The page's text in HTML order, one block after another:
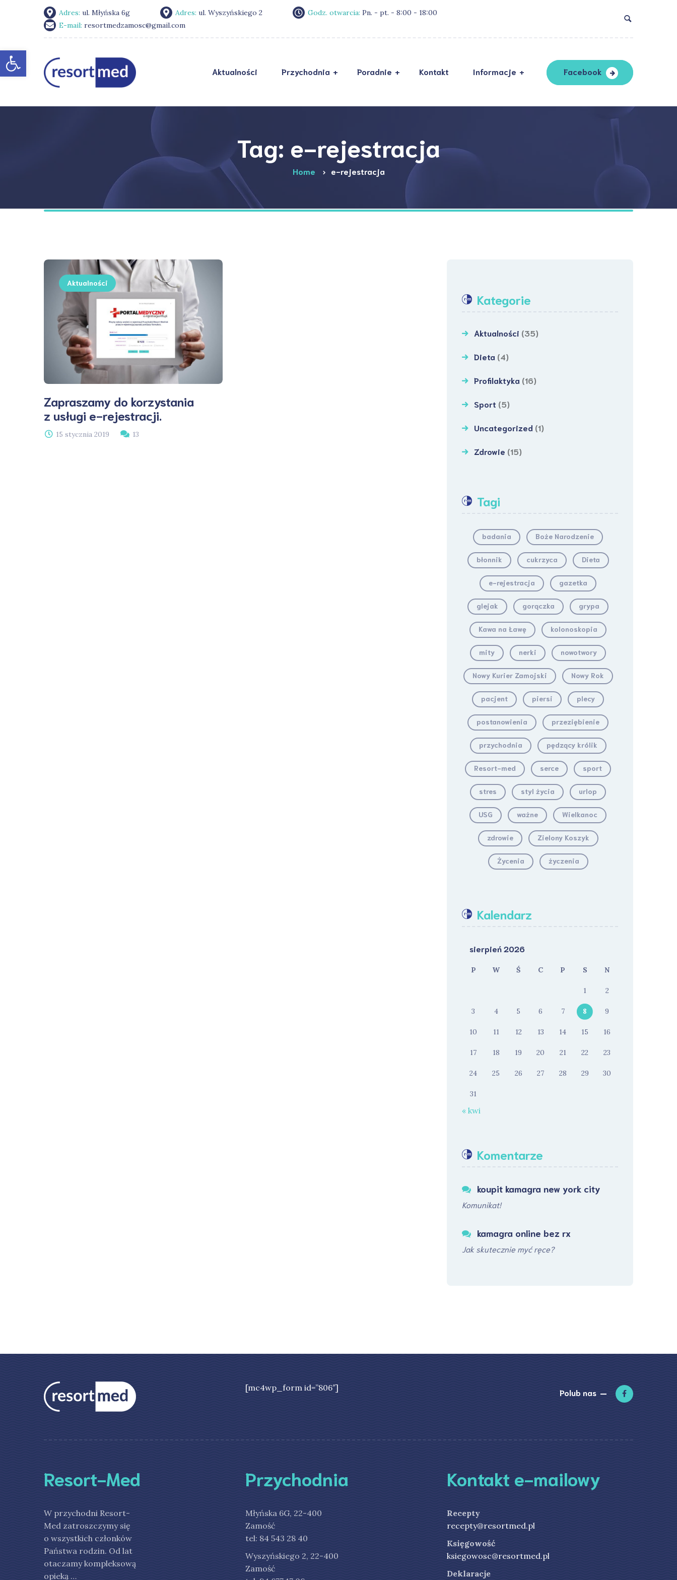
Otwórz pasek narzędzi
Adres: ul. Młyńska 6g Adres: ul. Wyszyńskiego 2 Godz. otwarcia: Pn. - pt. - 8:00 - 18:00
E-mail: resortmedzamosc@gmail.com
Aktualności
Przychodnia
O nas
Opinie
Poradnie Kontakt Informacje
Polityka prywatności
Facebook
Tag: e-rejestracja
Home e-rejestracja
Aktualności
Zapraszamy do korzystania
z usługi e-rejestracji.
15 stycznia 2019 13
Kategorie
Aktualności (35)
Dieta (4)
Profilaktyka (16)
Sport (5)
Uncategorized (1)
Zdrowie (15)
Tagi
badania Boże Narodzenie
błonnik cukrzyca Dieta
e-rejestracja gazetka
glejak gorączka grypa
Kawa na Ławę kolonoskopia
mity nerki nowotwory
Nowy Kurier Zamojski Nowy Rok
pacjent piersi plecy
postanowienia przeziębienie
przychodnia pędzący królik
Resort-med serce sport
stres styl życia urlop
USG ważne Wielkanoc
zdrowie Zielony Koszyk
Życenia życzenia
Kalendarz
sierpień 2026
P W Ś C P S N
1 2
3 4 5 6 7 8 9
10 11 12 13 14 15 16
17 18 19 20 21 22 23
24 25 26 27 28 29 30
31
« kwi
Komentarze
koupit kamagra new york city
Komunikat!
kamagra online bez rx
Jak skutecznie myć ręce?
[mc4wp_form id=”806″] Polub nas
Resort-Med
W przychodni Resort-
Med zatroszczymy się
o wszystkich członków
Państwa rodzin. Od lat
otaczamy kompleksową
opieką …
Przychodnia
Młyńska 6G, 22-400
Zamość
tel: 84 543 28 40
Wyszyńskiego 2, 22-400
Zamość
Kontakt e-mailowy
Recepty
recepty@resortmed.pl
Księgowość
ksiegowosc@resortmed.pl
Deklaracje